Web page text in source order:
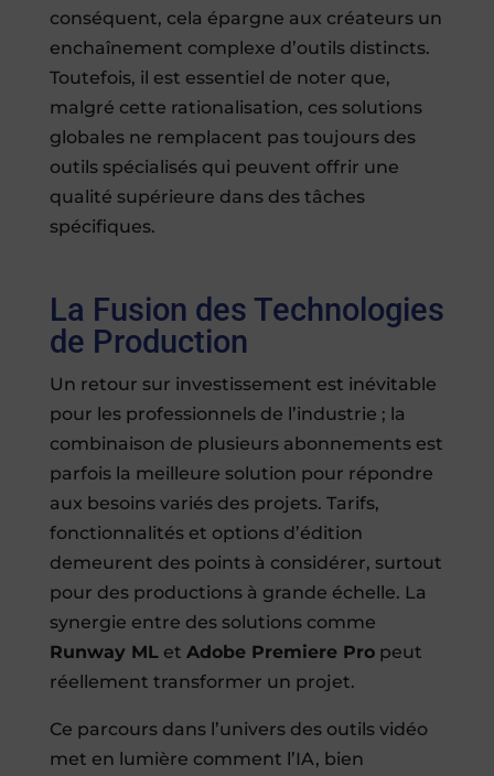
conséquent, cela épargne aux créateurs un
enchaînement complexe d’outils distincts.
Toutefois, il est essentiel de noter que,
malgré cette rationalisation, ces solutions
globales ne remplacent pas toujours des
outils spécialisés qui peuvent offrir une
qualité supérieure dans des tâches
spécifiques.
La Fusion des Technologies
de Production
Un retour sur investissement est inévitable
pour les professionnels de l’industrie ; la
combinaison de plusieurs abonnements est
parfois la meilleure solution pour répondre
aux besoins variés des projets. Tarifs,
fonctionnalités et options d’édition
demeurent des points à considérer, surtout
pour des productions à grande échelle. La
synergie entre des solutions comme
Runway MLet Adobe Premiere Propeut
réellement transformer un projet.
Ce parcours dans l’univers des outils vidéo
met en lumière comment l’IA, bien